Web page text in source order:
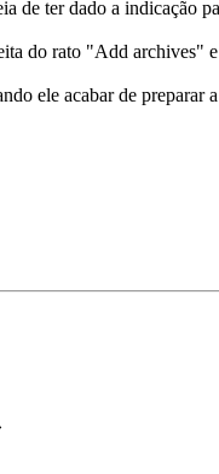
de ter dado a indicação
do rato "Add archives" e
ele acabar de preparar